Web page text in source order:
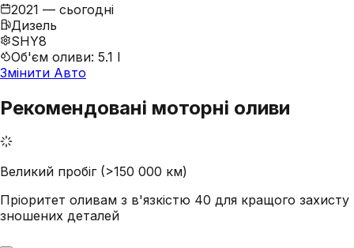
2021 — сьогодні
Дизель
SHY8
Об'єм оливи: 5.1 l
Змінити Авто
Рекомендовані моторні оливи
Великий пробіг (>150 000 км)
Пріоритет оливам з в'язкістю 40 для кращого захисту
зношених деталей